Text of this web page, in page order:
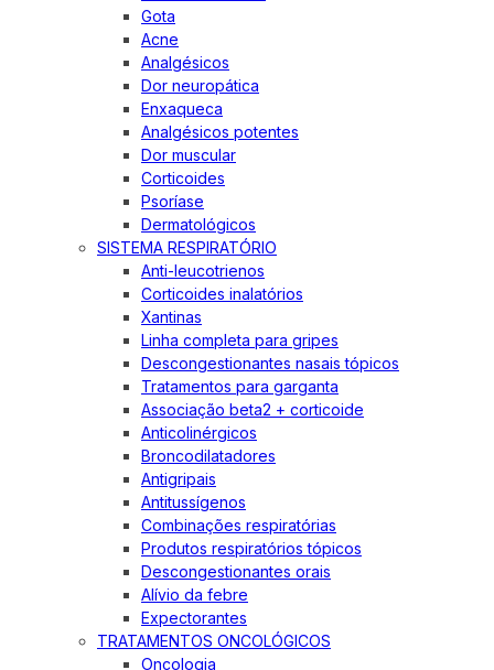
Gota
Acne
Analgésicos
Dor neuropática
Enxaqueca
Analgésicos potentes
Dor muscular
Corticoides
Psoríase
Dermatológicos
SISTEMA RESPIRATÓRIO
Anti-leucotrienos
Corticoides inalatórios
Xantinas
Linha completa para gripes
Descongestionantes nasais tópicos
Tratamentos para garganta
Associação beta2 + corticoide
Anticolinérgicos
Broncodilatadores
Antigripais
Antitussígenos
Combinações respiratórias
Produtos respiratórios tópicos
Descongestionantes orais
Alívio da febre
Expectorantes
TRATAMENTOS ONCOLÓGICOS
Oncologia